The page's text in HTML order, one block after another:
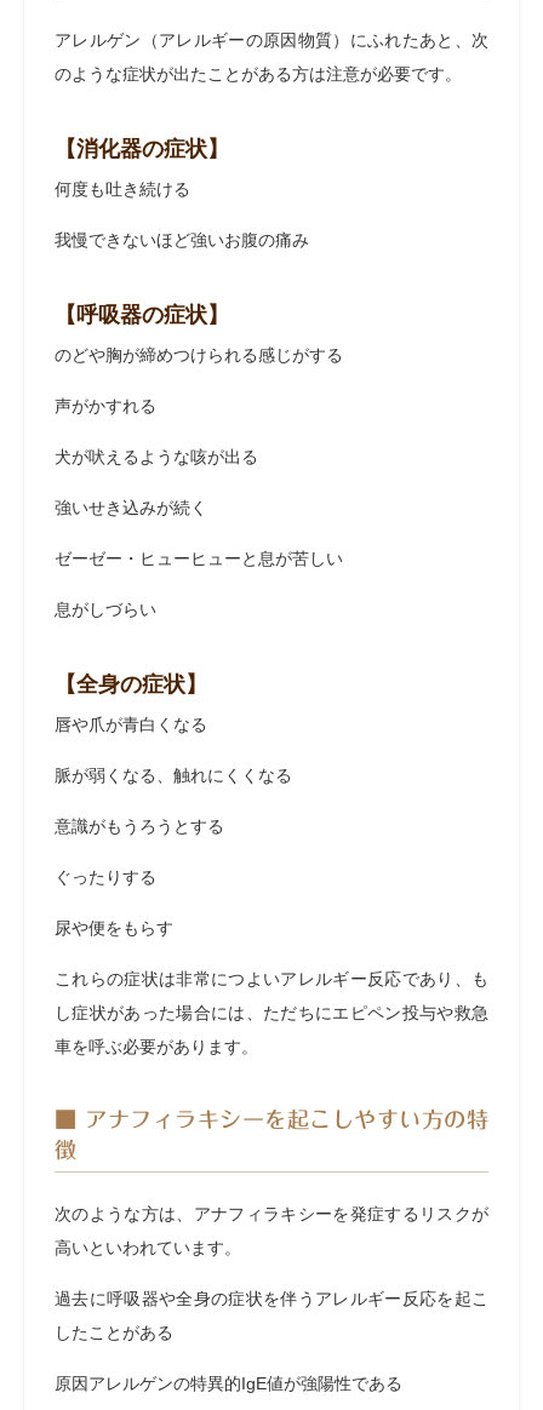
アレルゲン（アレルギーの原因物質）にふれたあと、次
のような症状が出たことがある方は注意が必要です。
【消化器の症状】
何度も吐き続ける
我慢できないほど強いお腹の痛み
【呼吸器の症状】
のどや胸が締めつけられる感じがする
声がかすれる
犬が吠えるような咳が出る
強いせき込みが続く
ゼーゼー・ヒューヒューと息が苦しい
息がしづらい
【全身の症状】
唇や爪が青白くなる
脈が弱くなる、触れにくくなる
意識がもうろうとする
ぐったりする
尿や便をもらす
これらの症状は非常につよいアレルギー反応であり、も
し症状があった場合には、ただちにエピペン投与や救急
車を呼ぶ必要があります。
■ アナフィラキシーを起こしやすい方の特
徴
次のような方は、アナフィラキシーを発症するリスクが
高いといわれています。
過去に呼吸器や全身の症状を伴うアレルギー反応を起こ
したことがある
原因アレルゲンの特異的IgE値が強陽性である